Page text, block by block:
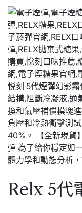
悦刻 5代煙彈幻影
結構,阻斷冷凝液,通
換和氣壓補償模塊
負壓和冷熱衝擊測
40%。 【全新現貨
彈 為了給你穩定如
體力學和動態分析
Relx 5代